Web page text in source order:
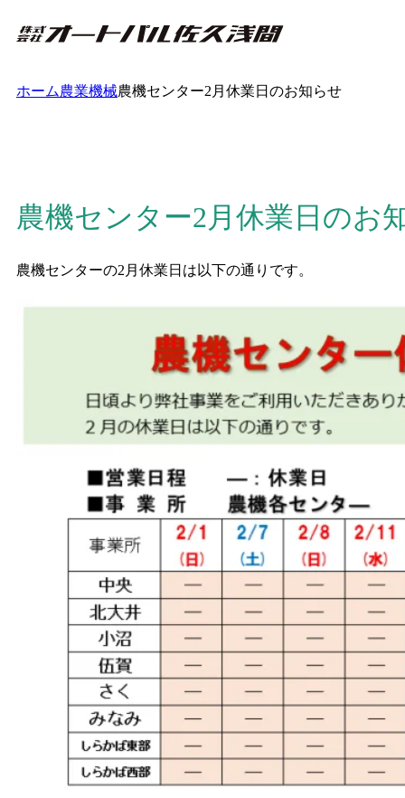
ホーム農業機械農機センター2月休業日のお知らせ
農機センター2月休業日のお
農機センターの2月休業日は以下の通りです。